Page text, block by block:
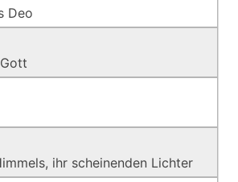
Deo
ihr scheinenden Lichter